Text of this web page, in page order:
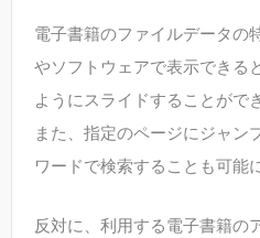
電子書籍のファイルデータの
やソフトウェアで表示できる
ようにスライドすることがで
また、指定のページにジャン
ワードで検索することも可能
反対に、利用する電子書籍の